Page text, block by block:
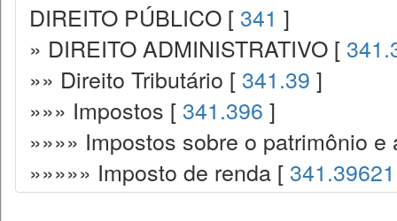
DIREITO PÚBLICO [ 341 ]
» DIREITO ADMINISTRATIVO [
»» Direito Tributário [ 341.39 ]
»»» Impostos [ 341.396 ]
»»»» Impostos sobre o patrimônio
»»»»» Imposto de renda [ 341.39621